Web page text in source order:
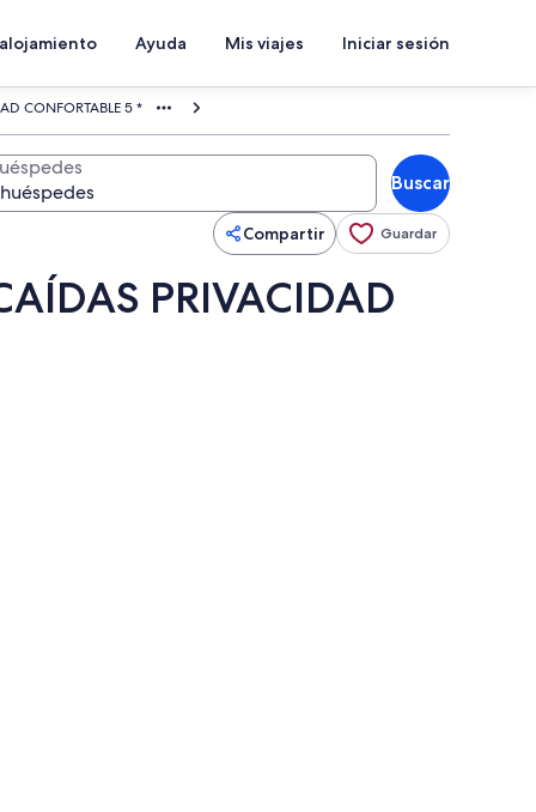
Ayuda Mis viajes Iniciar sesión
CONFORTABLE 5 *
Buscar
Compartir Guardar
PRIVACIDAD